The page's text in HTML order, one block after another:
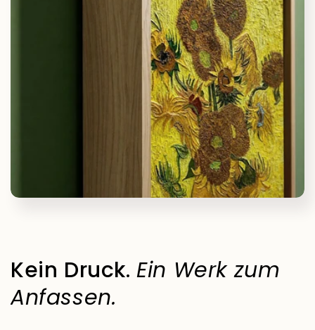
Kein Druck.Ein Werk zum
Anfassen.